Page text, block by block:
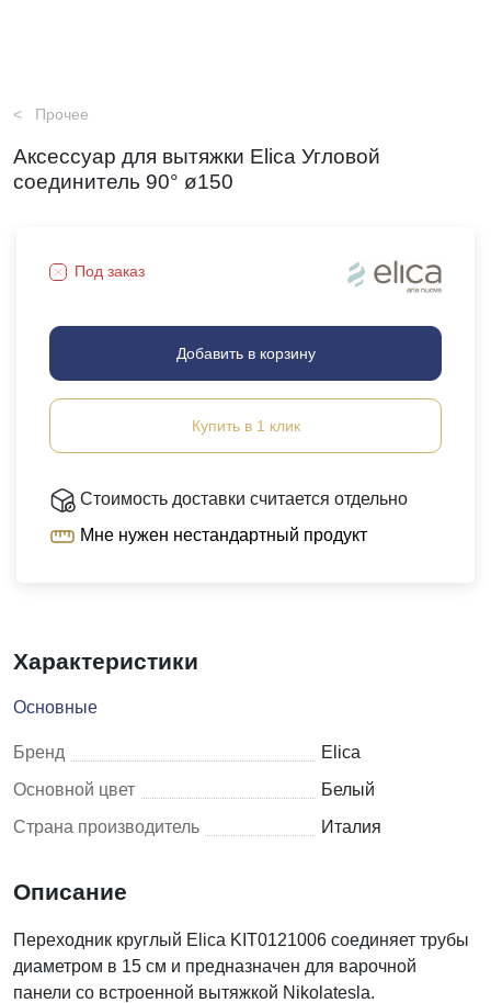
Прочее
Аксессуар для вытяжки Elica Угловой
соединитель 90° ø150
Под заказ
Добавить в корзину
Купить в 1 клик
Стоимость доставки считается отдельно
Мне нужен нестандартный продукт
Характеристики
Основные
Бренд
Elica
Основной цвет
Белый
Страна производитель
Италия
Описание
Переходник круглый Elica KIT0121006 соединяет трубы
диаметром в 15 см и предназначен для варочной
панели со встроенной вытяжкой Nikolatesla.